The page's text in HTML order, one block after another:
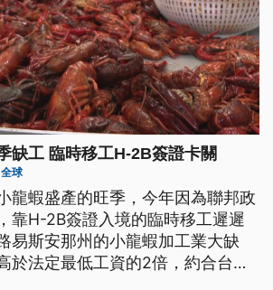
缺工 臨時移工H-2B簽證卡關
全球
龍蝦盛產的旺季，今年因為聯邦政
靠H-2B簽證入境的臨時移工遲遲
易斯安那州的小龍蝦加工業大缺
於法定最低工資的2倍，約合台幣